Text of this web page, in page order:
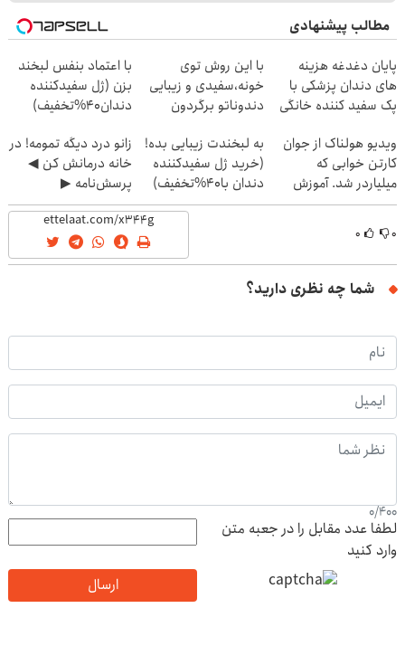
مطالب پیشنهادی
پایان دغدغه هزینه
های دندان پزشکی با
پک سفید کننده خانگی
با این روش توی
خونه،سفیدی و زیبایی
دندوناتو برگردون
با اعتماد بنفس لبخند
بزن (ژل سفیدکننده
دندان40%تخفیف)
ویدیو هولناک از جوان
کارتن خوابی که
میلیاردر شد. آموزش
رایگان
به لبخندت زیبایی بده!
(خرید ژل سفیدکننده
دندان با40%تخفیف)
زانو درد دیگه تمومه! در
خانه درمانش کن ◀
پرسش‌نامه ▶
۰ ۰
شما چه نظری دارید؟
0/400
لطفا عدد مقابل را در جعبه متن
وارد کنید
ارسال